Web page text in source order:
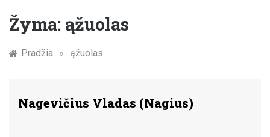
Žyma: ąžuolas
Pradžia » ąžuolas
Nagevičius Vladas (Nagius)